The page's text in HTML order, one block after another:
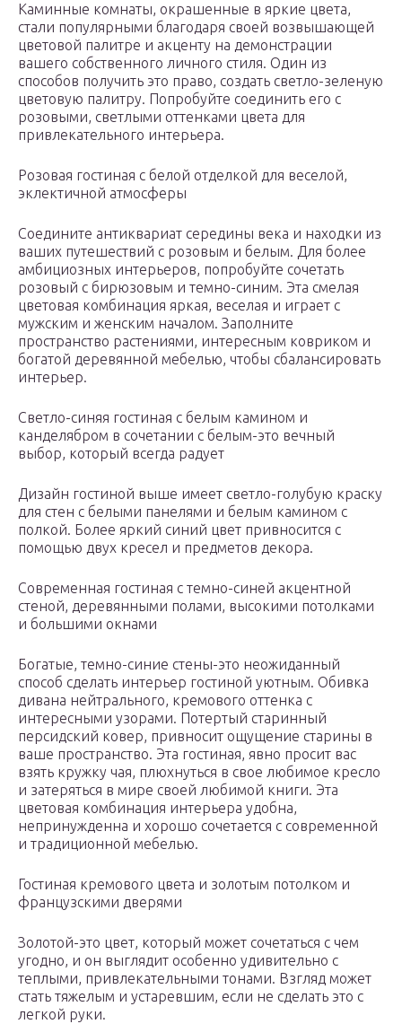
Каминные комнаты, окрашенные в яркие цвета,
стали популярными благодаря своей возвышающей
цветовой палитре и акценту на демонстрации
вашего собственного личного стиля. Один из
способов получить это право, создать светло-зеленую
цветовую палитру. Попробуйте соединить его с
розовыми, светлыми оттенками цвета для
привлекательного интерьера.
Розовая гостиная с белой отделкой для веселой,
эклектичной атмосферы
Соедините антиквариат середины века и находки из
ваших путешествий с розовым и белым. Для более
амбициозных интерьеров, попробуйте сочетать
розовый с бирюзовым и темно-синим. Эта смелая
цветовая комбинация яркая, веселая и играет с
мужским и женским началом. Заполните
пространство растениями, интересным ковриком и
богатой деревянной мебелью, чтобы сбалансировать
интерьер.
Светло-синяя гостиная с белым камином и
канделябром в сочетании с белым-это вечный
выбор, который всегда радует
Дизайн гостиной выше имеет светло-голубую краску
для стен с белыми панелями и белым камином с
полкой. Более яркий синий цвет привносится с
помощью двух кресел и предметов декора.
Современная гостиная с темно-синей акцентной
стеной, деревянными полами, высокими потолками
и большими окнами
Богатые, темно-синие стены-это неожиданный
способ сделать интерьер гостиной уютным. Обивка
дивана нейтрального, кремового оттенка с
интересными узорами. Потертый старинный
персидский ковер, привносит ощущение старины в
ваше пространство. Эта гостиная, явно просит вас
взять кружку чая, плюхнуться в свое любимое кресло
и затеряться в мире своей любимой книги. Эта
цветовая комбинация интерьера удобна,
непринужденна и хорошо сочетается с современной
и традиционной мебелью.
Гостиная кремового цвета и золотым потолком и
французскими дверями
Золотой-это цвет, который может сочетаться с чем
угодно, и он выглядит особенно удивительно с
теплыми, привлекательными тонами. Взгляд может
стать тяжелым и устаревшим, если не сделать это с
легкой руки.